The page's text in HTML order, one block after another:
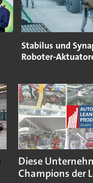
Stabilus und
Roboter-
Diese
Champions der